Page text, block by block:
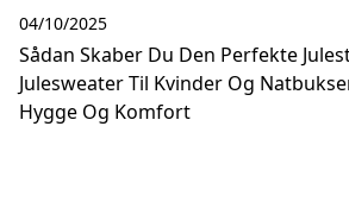
Sådan Skaber Du Den Perfekte
Julesweater Til Kvinder Og
Hygge Og Komfort
04/10/2025